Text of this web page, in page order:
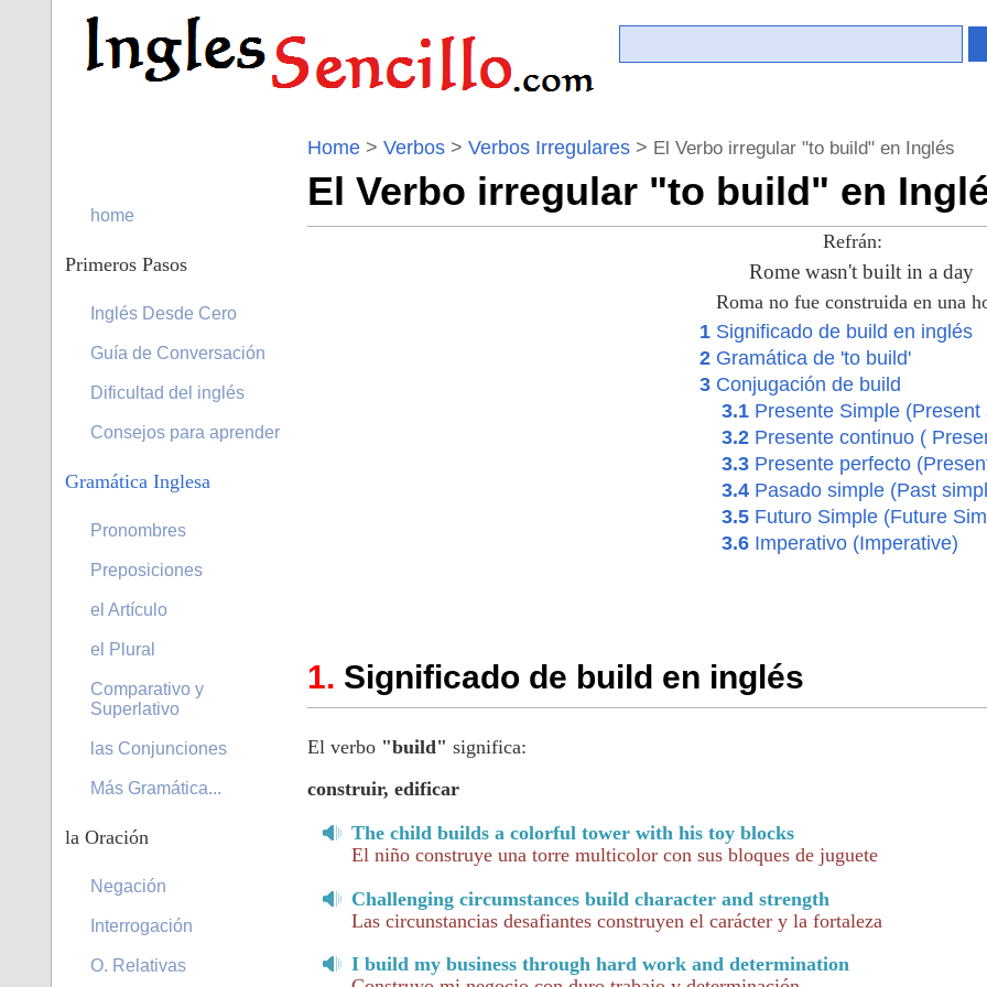
Home > Verbos > Verbos Irregulares > El Verbo irregular "to build" en Inglés
El Verbo irregular "to build" en
Refrán:
Rome wasn't built in a day
Roma no fue construida en una
1 Significado de build en inglés
2 Gramática de 'to build'
3 Conjugación de build
3.1 Presente Simple (Present
3.2 Presente continuo (
3.3 Presente perfecto
3.4 Pasado simple (Past
3.5 Futuro Simple (Future
3.6 Imperativo (Imperative)
Significado de build en inglés
El verbo "build" significa:
construir, edificar
The child builds a colorful tower with his toy blocks
El niño construye una torre multicolor con sus bloques de juguete
Challenging circumstances build character and strength
Las circunstancias desafiantes construyen el carácter y la fortaleza
I build my business through hard work and determination
home
Primeros Pasos
Inglés Desde Cero
Guía de Conversación
Dificultad del inglés
Consejos para aprender
Gramática Inglesa
Pronombres
Preposiciones
el Artículo
el Plural
Comparativo y
Superlativo
las Conjunciones
Más Gramática...
la Oración
Negación
Interrogación
O. Relativas